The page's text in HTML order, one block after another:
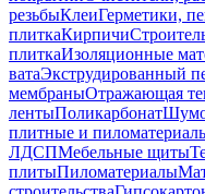
резьбыКлеиГерметики,
плиткаКирпичи
плиткаИзоляционные
ватаЭкструдированный
мембраныОтражающая
лентыПоликарбонат
плитные и
ЛДСПМебельные щиты
плитыПиломатериалы